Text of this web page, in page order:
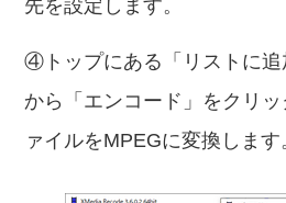
先を設定します。
④トップにある「リストに追
から「エンコード」をクリ
ァイルをMPEGに変換します